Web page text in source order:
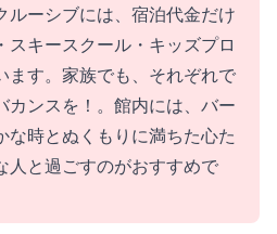
ルーシブには、宿泊代金だけ
スキースクール・キッズプロ
ます。家族でも、それぞれで
カンスを！。館内には、バー
な時とぬくもりに満ちた心た
人と過ごすのがおすすめで